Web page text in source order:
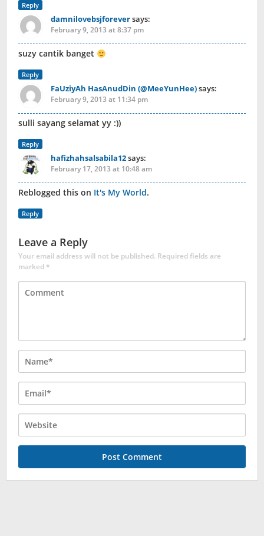
Reply
damnilovebsjforeversays:
February 9, 2013 at 8:37 pm
suzy cantik banget
Reply
FaUziyAh HasAnudDin (@MeeYunHee)says:
February 9, 2013 at 11:34 pm
sulli sayang selamat yy :))
Reply
hafizhahsalsabila12says:
February 17, 2013 at 10:48 am
Reblogged this on It's My World.
Reply
Leave a Reply
Your email address will not be published. Required fields are
marked*